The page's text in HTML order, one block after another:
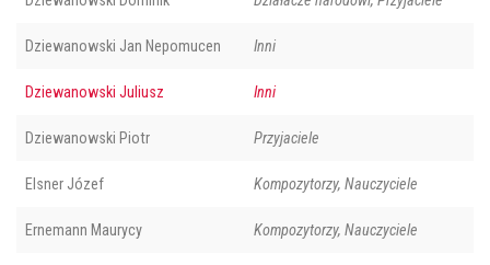
Dziewanowski Jan Nepomucen Inni
Dziewanowski Juliusz Inni
Dziewanowski Piotr Przyjaciele
Elsner Józef Kompozytorzy, Nauczyciele
Ernemann Maurycy Kompozytorzy, Nauczyciele